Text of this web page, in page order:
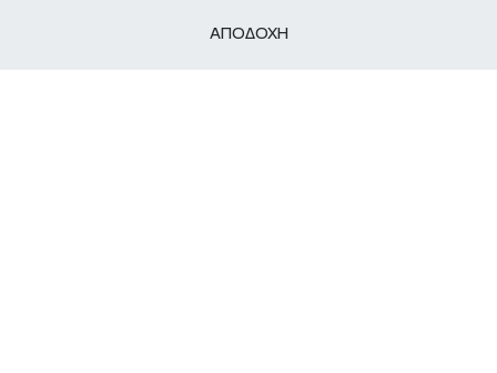
ΑΠΟΔΟΧΗ